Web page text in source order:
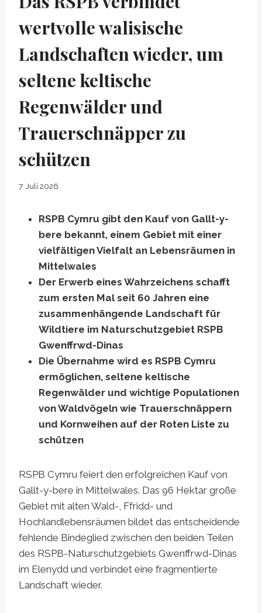
wertvolle walisische
Landschaften wieder, um
seltene keltische
Regenwälder und
Trauerschnäpper zu
schützen
7. Juli 2026
RSPB Cymru gibt den Kauf von Gallt-y-
bere bekannt, einem Gebiet mit einer
vielfältigen Vielfalt an Lebensräumen in
Mittelwales
Der Erwerb eines Wahrzeichens schafft
zum ersten Mal seit 60 Jahren eine
zusammenhängende Landschaft für
Wildtiere im Naturschutzgebiet RSPB
Gwenffrwd-Dinas
Die Übernahme wird es RSPB Cymru
ermöglichen, seltene keltische
Regenwälder und wichtige Populationen
von Waldvögeln wie Trauerschnäppern
und Kornweihen auf der Roten Liste zu
schützen
RSPB Cymru feiert den erfolgreichen Kauf von
Gallt-y-bere in Mittelwales. Das 96 Hektar große
Gebiet mit alten Wald-, Ffridd- und
Hochlandlebensräumen bildet das entscheidende
fehlende Bindeglied zwischen den beiden Teilen
des RSPB-Naturschutzgebiets Gwenffrwd-Dinas
im Elenydd und verbindet eine fragmentierte
Landschaft wieder.